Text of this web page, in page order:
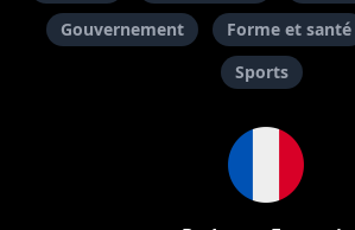
Gouvernement
Forme et santé
Sports